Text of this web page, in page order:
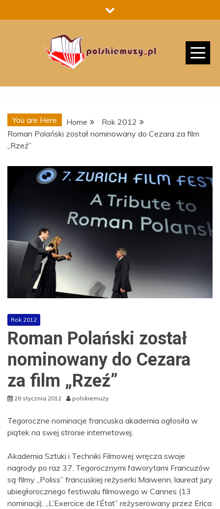
to
You are Here Home
Rok 2012
Roman Polański został nominowany do Cezara za film
„Rzeź”
Rok 2012
Roman Polański został
nominowany do Cezara
za film „Rzeź”
28 stycznia 2012 polskiemuzy
Tegoroczne nominacje francuska akademia ogłosiła w
piątek na swej stronie internetowej.
Akademia Sztuki i Techniki Filmowej wręcza swoje
nagrody po raz 37. Tegorocznymi faworytami Francuzów
są filmy „Poliss” francuskiej reżyserki Maiwenn, laureat jury
ubiegłorocznego festiwalu filmowego w Cannes (13
nominacji), „L’Exercice de l’État” reżyserowany przez Erica